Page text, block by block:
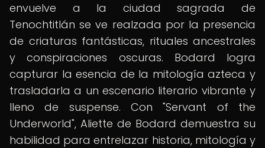
envuelve a la ciudad sagrada de
Tenochtitlán se ve realzada por la presencia
de criaturas fantásticas, rituales ancestrales
y conspiraciones oscuras. Bodard logra
capturar la esencia de la mitología azteca y
trasladarla a un escenario literario vibrante y
lleno de suspense. Con "Servant of the
Underworld", Aliette de Bodard demuestra su
habilidad para entrelazar historia, mitología y